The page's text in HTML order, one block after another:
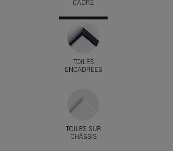
CADRE
TOILES
ENCADRÉES
TOILES SUR
CHÂSSIS